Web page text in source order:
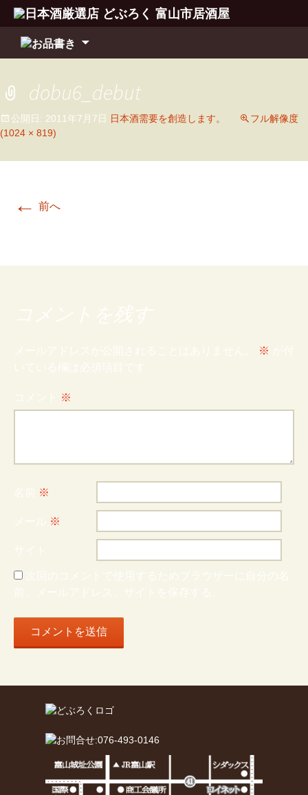
ツ
へ
dobu6_debut
公開日: 2011年7月7日 日本酒需要を創造します。
フル解像度
(1024 × 819)
← 前へ
コメントを残す
メールアドレスが公開されることはありません。 ※ が付
いている欄は必須項目です
コメント ※
名前 ※
メール ※
サイト
次回のコメントで使用するためブラウザーに自分の名
前、メールアドレス、サイトを保存する。